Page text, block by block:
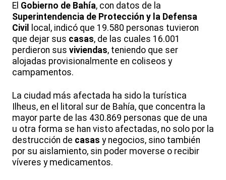
El Gobierno de Bahía, con datos de la
Superintendencia de Protección y la Defensa
Civil
local, indicó que 19.580 personas tuvieron
que dejar sus casas, de las cuales 16.001
perdieron sus viviendas, teniendo que ser
alojadas provisionalmente en coliseos y
campamentos.
La ciudad más afectada ha sido la turística
Ilheus, en el litoral sur de Bahía, que concentra la
mayor parte de las 430.869 personas que de una
u otra forma se han visto afectadas, no solo por la
destrucción de casas y negocios, sino también
por su aislamiento, sin poder moverse o recibir
víveres y medicamentos.